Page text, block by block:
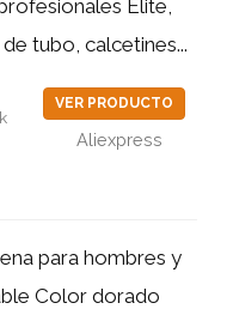
Elite,
tubo, calcetines...
VER PRODUCTO
Aliexpress
para hombres y
Color dorado